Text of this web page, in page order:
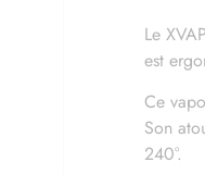
Le
est
Ce
Son
240°.